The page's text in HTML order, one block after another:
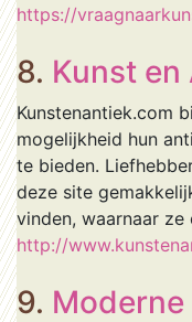
https://
8. Kunst en
Kunstenantiek.com
mogelijkheid hun
te bieden.
deze site
vinden, waarnaar ze
http://
9.